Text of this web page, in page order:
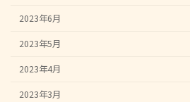
2023年6月
2023年5月
2023年4月
2023年3月